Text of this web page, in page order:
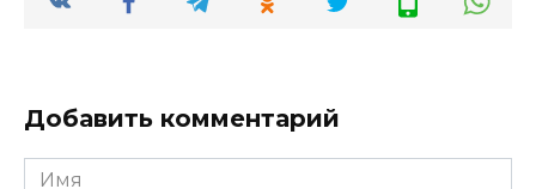
Добавить комментарий
Имя